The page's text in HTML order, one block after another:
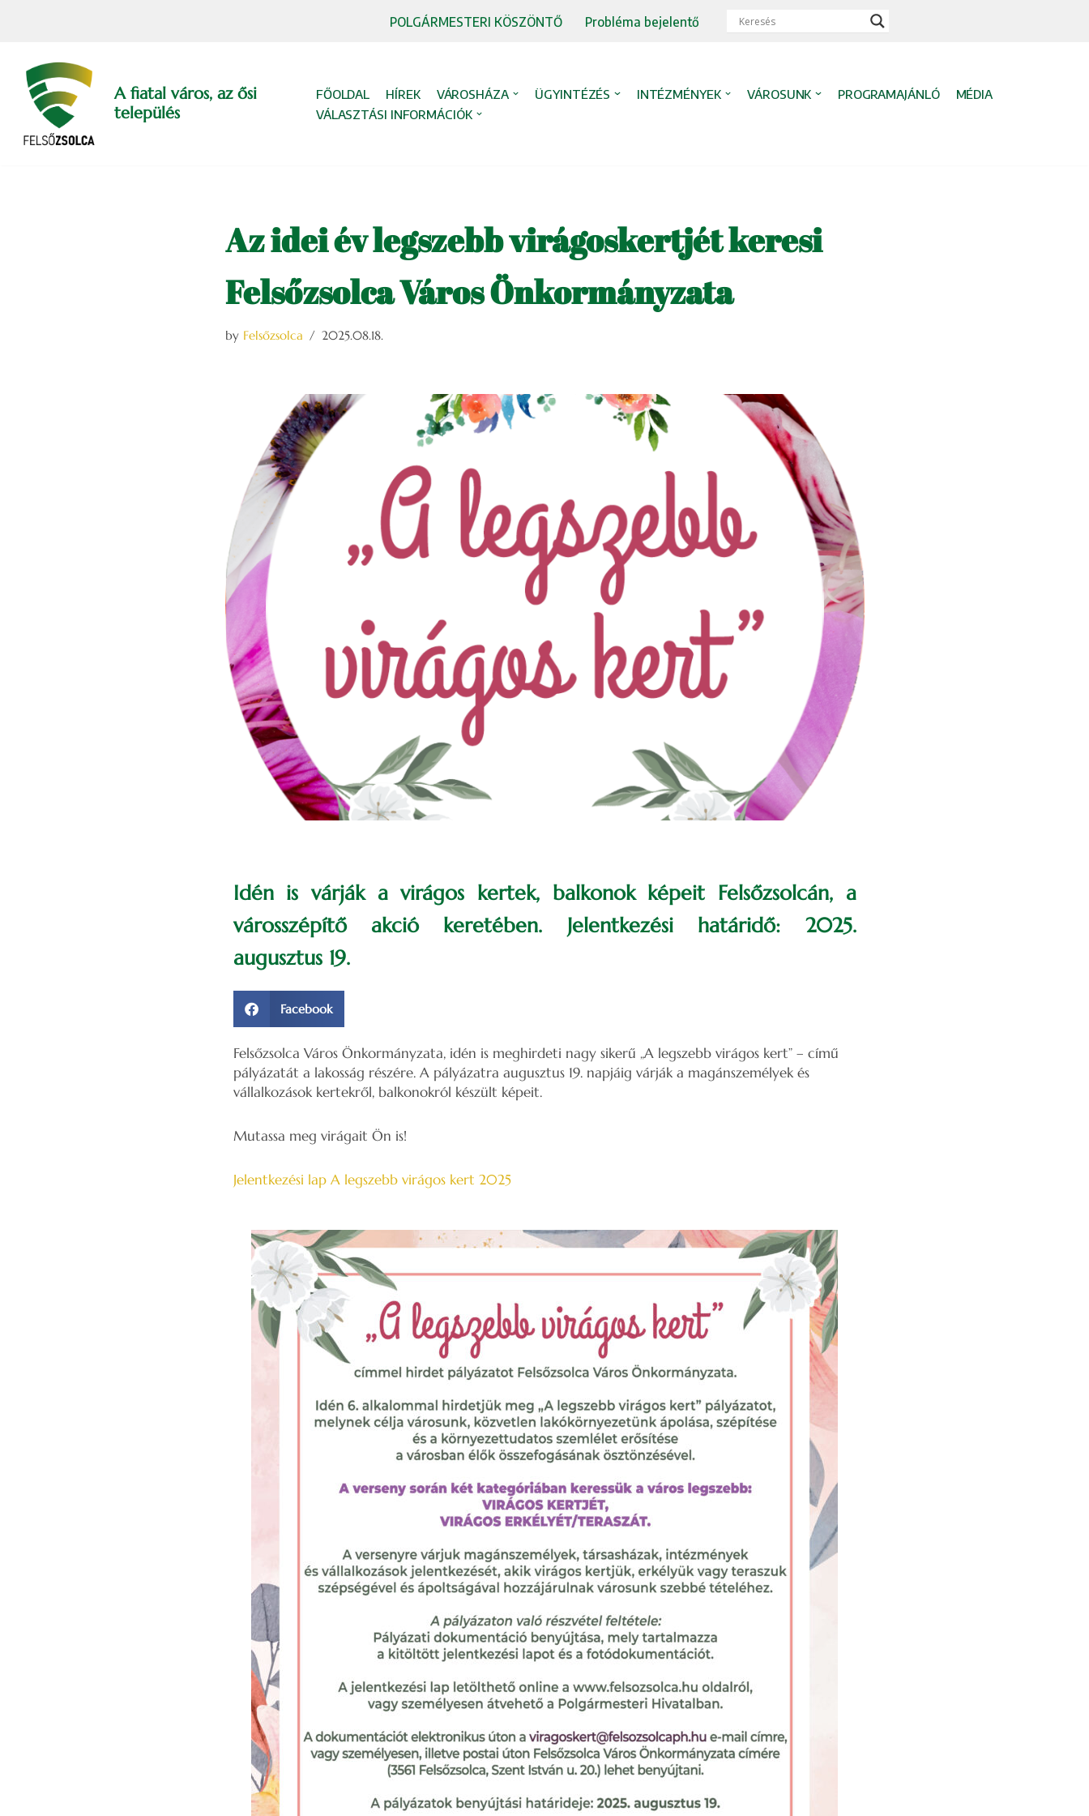
content
POLGÁRMESTERI KÖSZÖNTŐ Probléma bejelentő
A fiatal város, az ősi
település
FŐOLDAL HÍREK VÁROSHÁZA ÜGYINTÉZÉS INTÉZMÉNYEK VÁROSUNK PROGRAMAJÁNLÓ
MÉDIA
VÁLASZTÁSI INFORMÁCIÓK
Az idei év legszebb virágoskertjét keresi
Felsőzsolca Város Önkormányzata
by Felsőzsolca 2025.08.18.
Idén is várják a virágos kertek, balkonok képeit Felsőzsolcán, a
városszépítő akció keretében. Jelentkezési határidő: 2025.
augusztus 19.
Facebook
Felsőzsolca Város Önkormányzata, idén is meghirdeti nagy sikerű „A legszebb virágos kert” – című
pályázatát a lakosság részére. A pályázatra augusztus 19. napjáig várják a magánszemélyek és
vállalkozások kertekről, balkonokról készült képeit.
Mutassa meg virágait Ön is!
Jelentkezési lap A legszebb virágos kert 2025